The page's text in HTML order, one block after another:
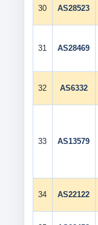
30 AS28523
31 AS28469
32 AS6332
33 AS13579
34 AS22122